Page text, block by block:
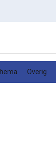
Overig